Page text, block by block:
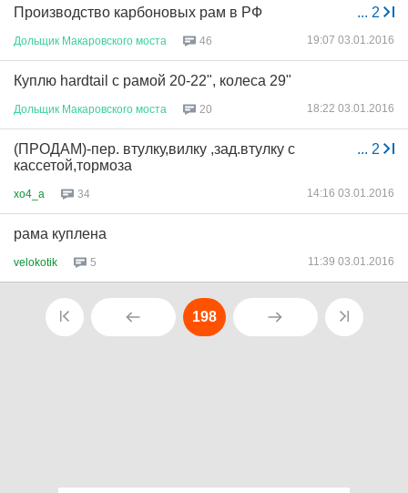
... 2
Производство карбоновых рам в РФ
Дольщик Макаровского моста 46 19:07 03.01.2016
Куплю hardtail с рамой 20-22", колеса 29"
Дольщик Макаровского моста 20 18:22 03.01.2016
... 2
(ПРОДАМ)-пер. втулку,вилку ,зад.втулку с
кассетой,тормоза
xo4_a 34 14:16 03.01.2016
рама куплена
velokotik 5 11:39 03.01.2016
198